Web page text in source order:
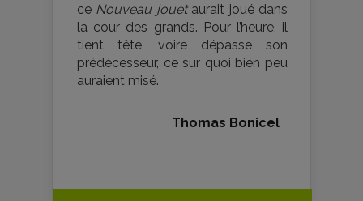
ce Nouveau jouetaurait joué dans
la cour des grands. Pour l’heure, il
tient tête, voire dépasse son
prédécesseur, ce sur quoi bien peu
auraient misé.
Thomas Bonicel